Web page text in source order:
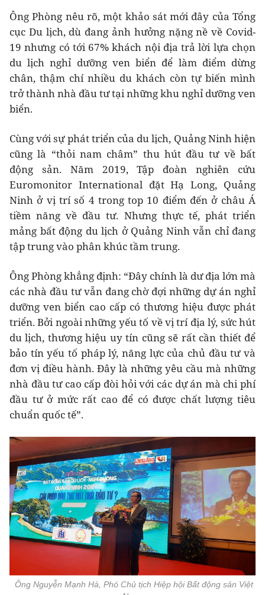
Ông Phòng nêu rõ, một khảo sát mới đây của Tổng
cục Du lịch, dù đang ảnh hưởng nặng nề về Covid-
19 nhưng có tới 67% khách nội địa trả lời lựa chọn
du lịch nghỉ dưỡng ven biển để làm điểm dừng
chân, thậm chí nhiều du khách còn tự biến mình
trở thành nhà đầu tư tại những khu nghỉ dưỡng ven
biển.
Cùng với sự phát triển của du lịch, Quảng Ninh hiện
cũng là “thỏi nam châm” thu hút đầu tư về bất
động sản. Năm 2019, Tập đoàn nghiên cứu
Euromonitor International đặt Hạ Long, Quảng
Ninh ở vị trí số 4 trong top 10 điểm đến ở châu Á
tiềm năng về đầu tư. Nhưng thực tế, phát triển
mảng bất động du lịch ở Quảng Ninh vẫn chỉ đang
tập trung vào phân khúc tầm trung.
Ông Phòng khẳng định: “Đây chính là dư địa lớn mà
các nhà đầu tư vẫn đang chờ đợi những dự án nghỉ
dưỡng ven biển cao cấp có thương hiệu được phát
triển. Bởi ngoài những yếu tố về vị trí địa lý, sức hút
du lịch, thương hiệu uy tín cũng sẽ rất cần thiết để
bảo tín yếu tố pháp lý, năng lực của chủ đầu tư và
đơn vị điều hành. Đây là những yêu cầu mà những
nhà đầu tư cao cấp đòi hỏi với các dự án mà chi phí
đầu tư ở mức rất cao để có được chất lượng tiêu
chuẩn quốc tế”.
Ông Nguyễn Mạnh Hà, Phó Chủ tịch Hiệp hội Bất động sản Việt